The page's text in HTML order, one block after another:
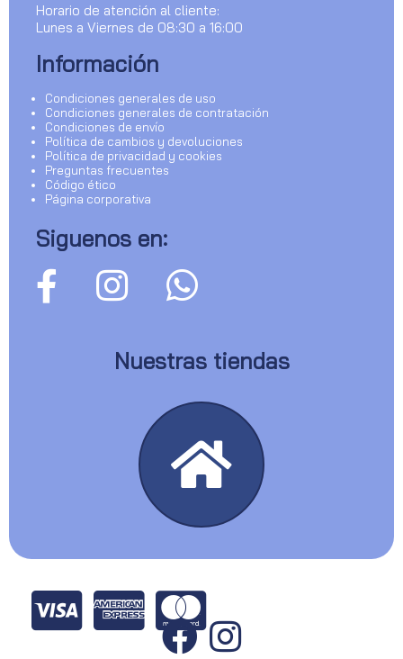
Horario de atención al cliente:
Lunes a Viernes de 08:30 a 16:00
Información
Condiciones generales de uso
Condiciones generales de contratación
Condiciones de envío
Política de cambios y devoluciones
Política de privacidad y cookies
Preguntas frecuentes
Código ético
Página corporativa
Siguenos en:
Nuestras tiendas